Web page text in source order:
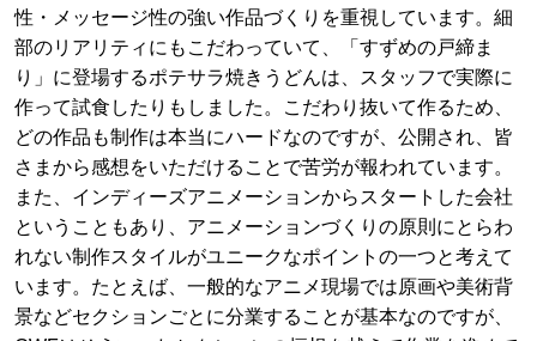
性・メッセージ性の強い作品づくりを重視しています。細
部のリアリティにもこだわっていて、「すずめの戸締ま
り」に登場するポテサラ焼きうどんは、スタッフで実際に
作って試食したりもしました。こだわり抜いて作るため、
どの作品も制作は本当にハードなのですが、公開され、皆
さまから感想をいただけることで苦労が報われています。
また、インディーズアニメーションからスタートした会社
ということもあり、アニメーションづくりの原則にとらわ
れない制作スタイルがユニークなポイントの一つと考えて
います。たとえば、一般的なアニメ現場では原画や美術背
景などセクションごとに分業することが基本なのですが、